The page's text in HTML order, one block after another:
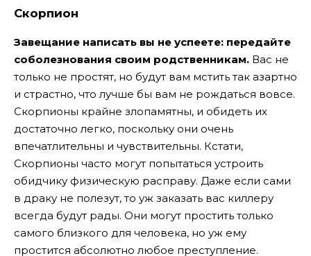
Скорпион
Завещание написать вы не успеете: передайте
соболезнования своим родственникам. Вас не
только не простят, но будут вам мстить так азартно
и страстно, что лучше бы вам не рождаться вовсе.
Скорпионы крайне злопамятны, и обидеть их
достаточно легко, поскольку они очень
впечатлительны и чувствительны. Кстати,
Скорпионы часто могут попытаться устроить
обидчику физическую расправу. Даже если сами
в драку не полезут, то уж заказать вас киллеру
всегда будут рады. Они могут простить только
самого близкого для человека, но уж ему
простится абсолютно любое преступление.